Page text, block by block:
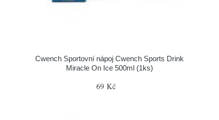
Cwench Sportovní nápoj Cwench Sports Drink
Miracle On Ice 500ml (1ks)
69 Kč